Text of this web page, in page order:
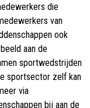
die
van
ook
aan de
sportwedstrijden
sportsector zelf kan
via
bij aan de